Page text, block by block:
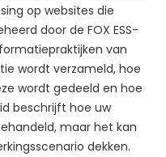
op websites die
door de FOX ESS-
van
wordt verzameld, hoe
wordt gedeeld en hoe
beschrijft hoe uw
maar het kan
dekken.